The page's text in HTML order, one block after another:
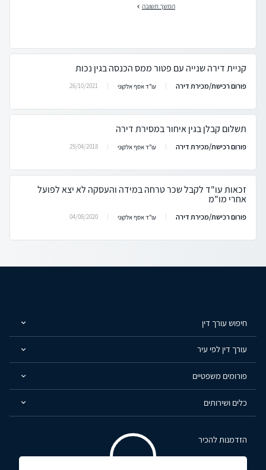
המשך תשובה
קניית דירה שנייה עם פטור ממס הכנסה בגין נכות
פורום רכישת/מכירת דירה עו"ד אסף אלקוני 26/10/2021
תשלום קבלן בגין איחור במסירת דירה
פורום רכישת/מכירת דירה עו"ד אסף אלקוני 29/04/2018
זכאות עו"ד לקבל שכר טרחה במידה והעסקה לא יצא לפועל
אחרי מו"מ
פורום רכישת/מכירת דירה עו"ד אסף אלקוני 04/08/2020
חיפוש עורך דין
עורך דין לפי עיר
פורומים משפטיים
כלים ושירותים
הזדמנות להכיר